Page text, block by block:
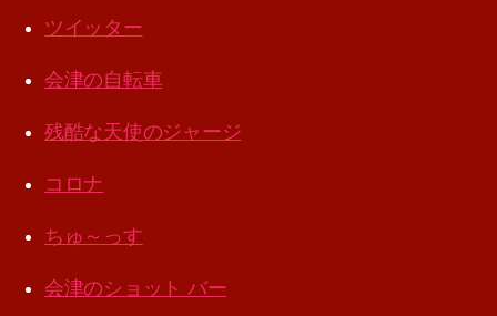
ツイッター
会津の自転車
残酷な天使のジャージ
コロナ
ちゅ～っす
会津のショット バー